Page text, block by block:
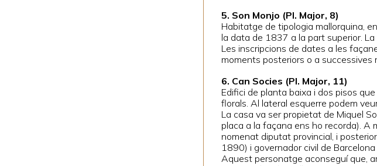
5. Son Monjo (Pl. Major, 8)
Habitatge de tipologia mallorquina,
la data de 1837 a la part superior.
Les inscripcions de dates a les
moments posteriors o a successives
6. Can Socies (Pl. Major, 11)
Edifici de planta baixa i dos pisos
florals. Al lateral esquerre podem
La casa va ser propietat de Miquel
placa a la façana ens ho recorda). A
nomenat diputat provincial, i
1890) i governador civil de
Aquest personatge aconseguí que,